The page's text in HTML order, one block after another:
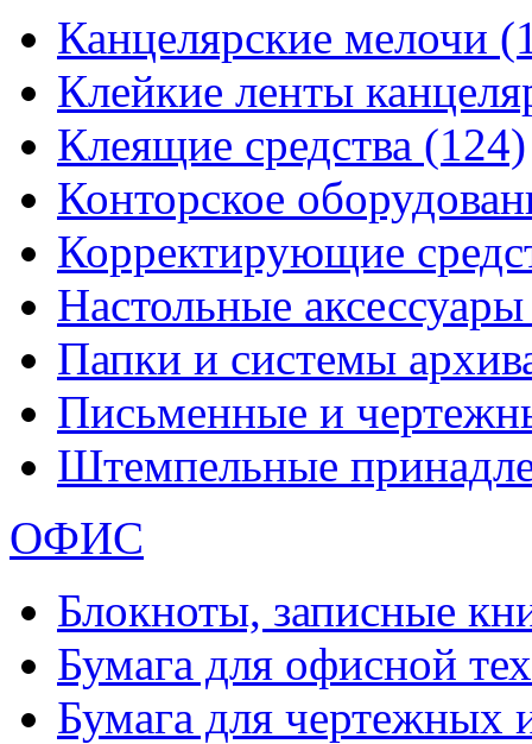
Канцелярские мелочи
Клейкие ленты
Клеящие средства (124)
Конторское
Корректирующие
Настольные
Папки и системы
Письменные и
Штемпельные
ОФИС
Блокноты, записные
Бумага для офисной
Бумага для чертежных